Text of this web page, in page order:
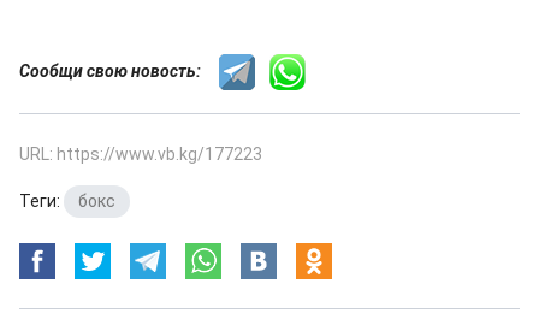
Сообщи свою новость:
URL: https://www.vb.kg/177223
Теги: бокс